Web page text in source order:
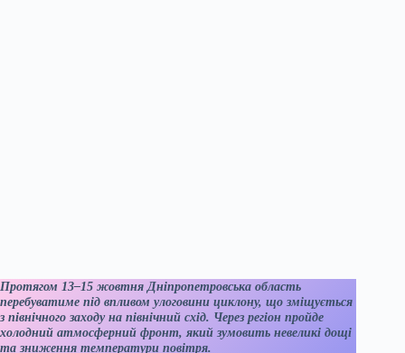
Протягом 13–15 жовтня Дніпропетровська область
перебуватиме під впливом улоговини циклону, що зміщується
з північного заходу на північний схід. Через регіон пройде
холодний атмосферний фронт, який зумовить невеликі дощі
та зниження температури повітря.